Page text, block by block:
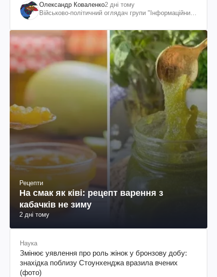
вдалосяОлександр Коваленко2 дні тому
Військово-політичний оглядач групи "Інформаційний
Рецепти
На смак як ківі: рецепт варення з
кабачків не зиму
2 дні тому
Наука
Змінює уявлення про роль жінок у бронзову добу:
знахідка поблизу Стоунхенджа вразила вчених
(фото)